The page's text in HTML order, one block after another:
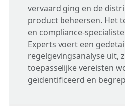
vervaardiging en de
product beheersen. Het
en compliance-
Experts voert een
regelgevingsanalyse uit,
toepasselijke vereisten
geïdentificeerd en